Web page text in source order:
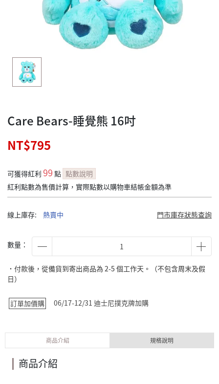
Care Bears-睡覺熊 16吋
NT$795
可獲得紅利 99 點 點數說明
紅利點數為售價計算，實際點數以購物車結帳金額為準
線上庫存: 熱賣中 門市庫存狀態查詢
數量：
˙付款後，從備貨到寄出商品為 2-5 個工作天。（不包含周末及假
日）
訂單加價購 06/17-12/31 迪士尼撲克牌加購
商品介紹 規格說明
商品介紹